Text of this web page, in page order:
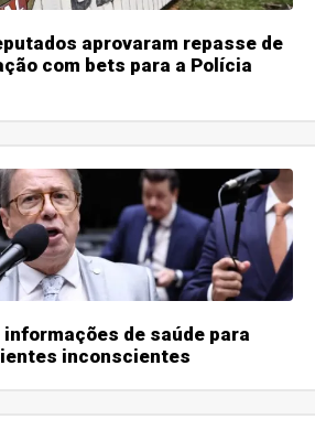
aprovaram repasse de
com bets para a Polícia
de saúde para
inconscientes